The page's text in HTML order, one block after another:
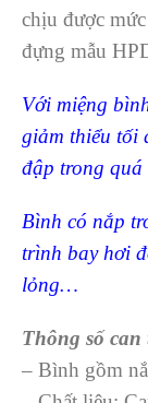
chịu được
đựng mẫu
Với miệng
giảm thiểu tối
đập trong
Bình có nắp
trình bay hơi
lỏng…
Thông số
– Bình gồm